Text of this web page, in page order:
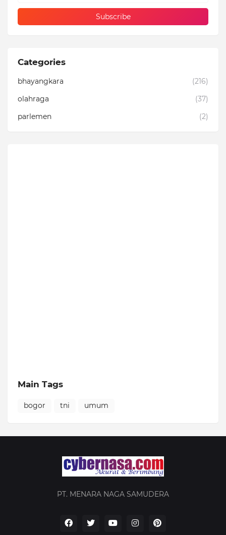
Categories
bhayangkara
(216)
olahraga
(37)
parlemen
(2)
Main Tags
bogor tni umum
PT. MENARA NAGA SAMUDERA